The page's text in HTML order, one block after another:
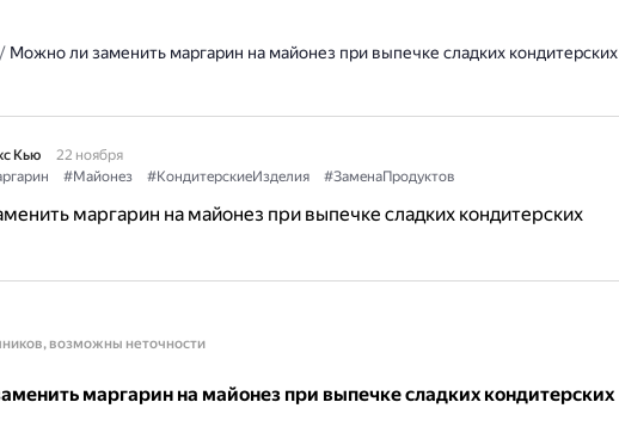
Можно ли заменить маргарин на майонез при выпечке сладких кондитерских
Кью
22 ноября
#Майонез #КондитерскиеИзделия #ЗаменаПродуктов
маргарин на майонез при выпечке сладких кондитерских
возможны неточности
маргарин на майонез при выпечке сладких кондитерских